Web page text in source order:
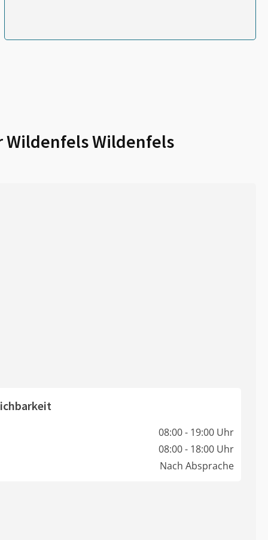
Wildenfels Wildenfels
08:00 - 19:00 Uhr
08:00 - 18:00 Uhr
Nach Absprache